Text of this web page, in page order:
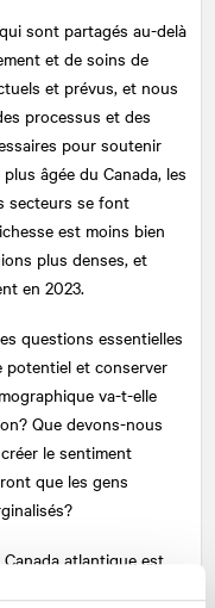
sont partagés au-delà
et de soins de
et prévus, et nous
processus et des
pour soutenir
âgée du Canada, les
secteurs se font
est moins bien
plus denses, et
en 2023.
questions essentielles
potentiel et conserver
va-t-elle
Que devons-nous
le sentiment
que les gens
atlantique est